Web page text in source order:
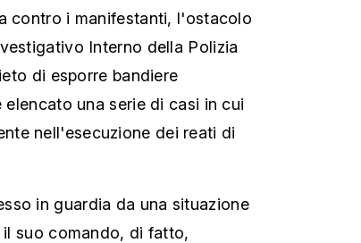
contro i manifestanti, l'ostacolo
Interno della Polizia
di esporre bandiere
una serie di casi in cui
nell'esecuzione dei reati di
in guardia da una situazione
suo comando, di fatto,